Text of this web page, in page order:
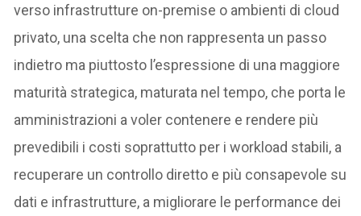
verso infrastrutture on-premise o ambienti di cloud
privato, una scelta che non rappresenta un passo
indietro ma piuttosto l’espressione di una maggiore
maturità strategica, maturata nel tempo, che porta le
amministrazioni a voler contenere e rendere più
prevedibili i costi soprattutto per i workload stabili, a
recuperare un controllo diretto e più consapevole su
dati e infrastrutture, a migliorare le performance dei